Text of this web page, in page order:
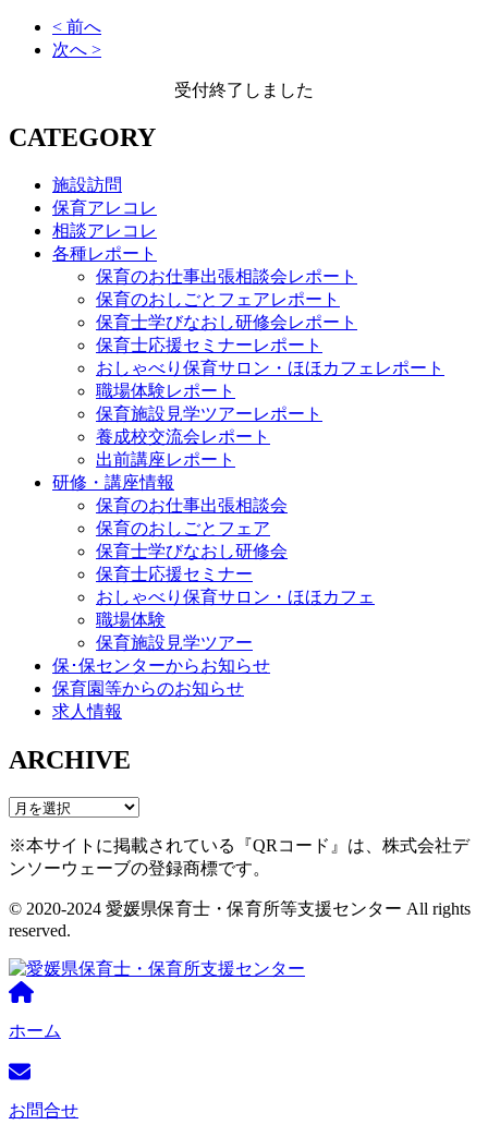
< 前へ
次へ >
受付終了しました
CATEGORY
施設訪問
保育アレコレ
相談アレコレ
各種レポート
保育のお仕事出張相談会レポート
保育のおしごとフェアレポート
保育士学びなおし研修会レポート
保育士応援セミナーレポート
おしゃべり保育サロン・ほほカフェレポート
職場体験レポート
保育施設見学ツアーレポート
養成校交流会レポート
出前講座レポート
研修・講座情報
保育のお仕事出張相談会
保育のおしごとフェア
保育士学びなおし研修会
保育士応援セミナー
おしゃべり保育サロン・ほほカフェ
職場体験
保育施設見学ツアー
保･保センターからお知らせ
保育園等からのお知らせ
求人情報
ARCHIVE
※本サイトに掲載されている『QRコード』は、株式会社デ
ンソーウェーブの登録商標です。
© 2020-2024 愛媛県保育士・保育所等支援センター All rights
reserved.
ホーム
お問合せ